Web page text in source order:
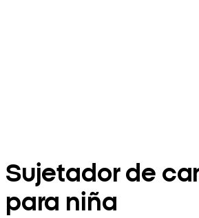
Sujetador de
para niña